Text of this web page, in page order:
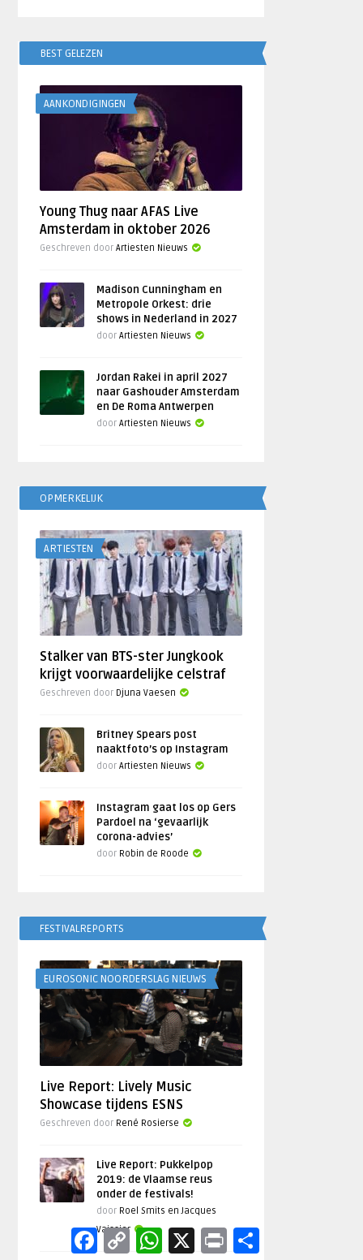
BEST GELEZEN
AANKONDIGINGEN
Young Thug naar AFAS Live
Amsterdam in oktober 2026
Geschreven doorArtiesten Nieuws
Madison Cunningham en
Metropole Orkest: drie
shows in Nederland in 2027
doorArtiesten Nieuws
Jordan Rakei in april 2027
naar Gashouder Amsterdam
en De Roma Antwerpen
doorArtiesten Nieuws
OPMERKELIJK
ARTIESTEN
Stalker van BTS-ster Jungkook
krijgt voorwaardelijke celstraf
Geschreven door Djuna Vaesen
Britney Spears post
naaktfoto’s op Instagram
doorArtiesten Nieuws
Instagram gaat los op Gers
Pardoel na ‘gevaarlijk
corona-advies’
door Robin de Roode
FESTIVALREPORTS
EUROSONIC NOORDERSLAG NIEUWS
Live Report: Lively Music
Showcase tijdens ESNS
Geschreven door René Rosierse
Live Report: Pukkelpop
2019: de Vlaamse reus
onder de festivals!
door Roel Smits en Jacques
Vaissier
Facebook
Copy
Link
WhatsApp Print